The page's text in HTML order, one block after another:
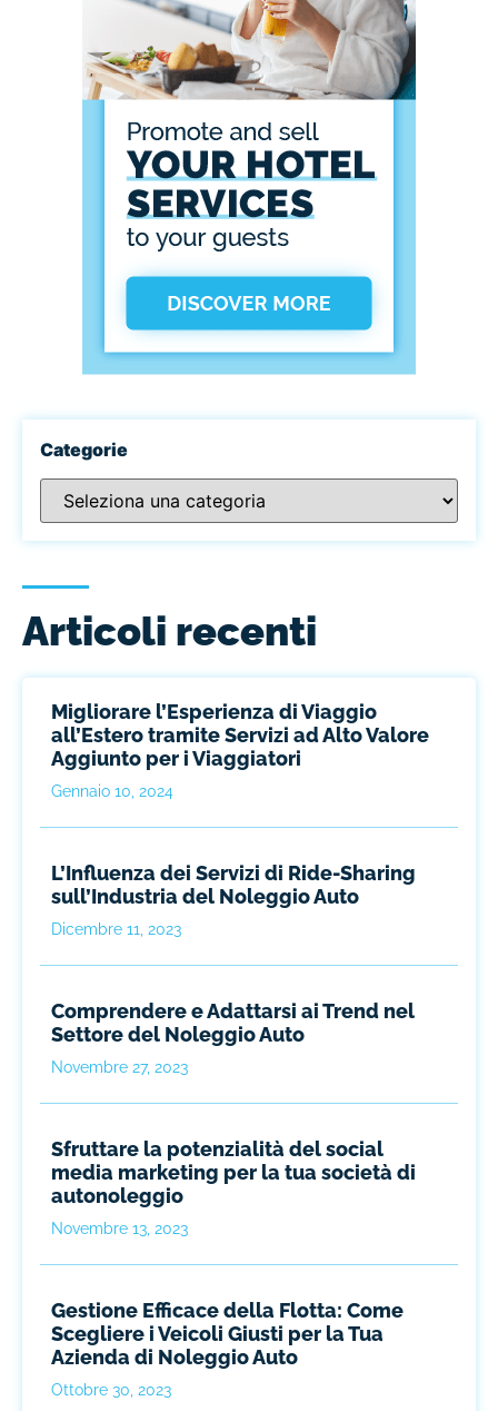
Categorie
Articoli recenti
Migliorare l’Esperienza di Viaggio
all’Estero tramite Servizi ad Alto Valore
Aggiunto per i Viaggiatori
Gennaio 10, 2024
L’Influenza dei Servizi di Ride-Sharing
sull’Industria del Noleggio Auto
Dicembre 11, 2023
Comprendere e Adattarsi ai Trend nel
Settore del Noleggio Auto
Novembre 27, 2023
Sfruttare la potenzialità del social
media marketing per la tua società di
autonoleggio
Novembre 13, 2023
Gestione Efficace della Flotta: Come
Scegliere i Veicoli Giusti per la Tua
Azienda di Noleggio Auto
Ottobre 30, 2023